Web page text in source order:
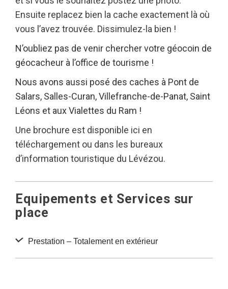
Ensuite replacez bien la cache exactement là où
vous l’avez trouvée. Dissimulez-la bien !
N’oubliez pas de venir chercher votre géocoin de
géocacheur à l’office de tourisme !
Nous avons aussi posé des caches à Pont de
Salars, Salles-Curan, Villefranche-de-Panat, Saint
Léons et aux Vialettes du Ram !
Une brochure est disponible ici en
téléchargement ou dans les bureaux
d’information touristique du Lévézou.
Equipements et Services sur
place
Prestation – Totalement en extérieur